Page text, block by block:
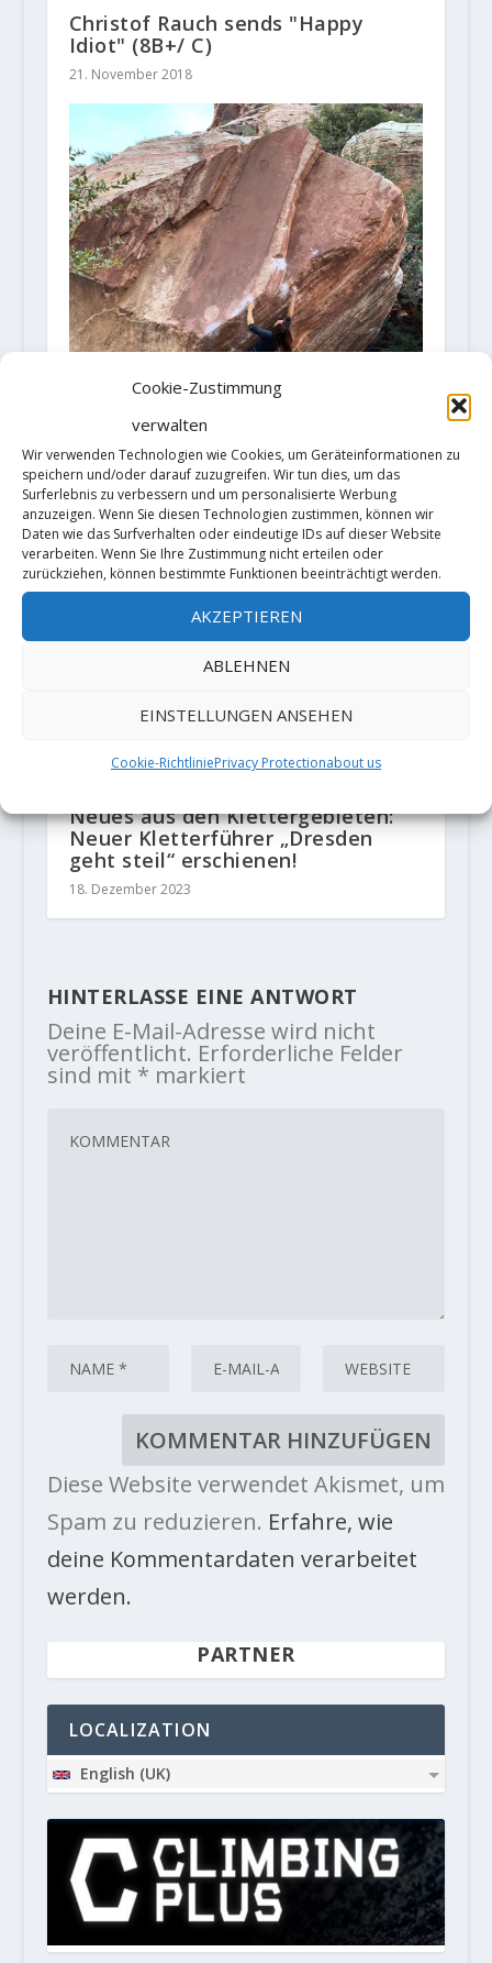
Cookie-Zustimmung
verwalten
Wir verwenden Technologien wie Cookies, um Geräteinformationen zu
speichern und/oder darauf zuzugreifen. Wir tun dies, um das
Surferlebnis zu verbessern und um personalisierte Werbung
anzuzeigen. Wenn Sie diesen Technologien zustimmen, können wir
Daten wie das Surfverhalten oder eindeutige IDs auf dieser Website
verarbeiten. Wenn Sie Ihre Zustimmung nicht erteilen oder
zurückziehen, können bestimmte Funktionen beeinträchtigt werden.
AKZEPTIEREN
ABLEHNEN
EINSTELLUNGEN ANSEHEN
Cookie-RichtliniePrivacy Protectionabout us
Christof Rauch sends "Happy
Idiot" (8B+/ C)
21. November 2018
'Meadowlark Lemon Stand' 8B by
Alizée Dufraisse
18. Dezember 2019
Neues aus den Klettergebieten:
Neuer Kletterführer „Dresden
geht steil“ erschienen!
18. Dezember 2023
HINTERLASSE EINE ANTWORT
Deine E-Mail-Adresse wird nicht
veröffentlicht. Erforderliche Felder
sind mit * markiert
Diese Website verwendet Akismet, um
Spam zu reduzieren. Erfahre, wie
deine Kommentardaten verarbeitet
werden.
PARTNER
LOCALIZATION
English (UK)